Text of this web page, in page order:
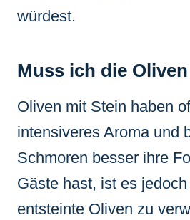
würdest.
Muss ich die
Oliven mit Stein haben
intensiveres Aroma und
Schmoren besser ihre
Gäste hast, ist es
entsteinte Oliven zu